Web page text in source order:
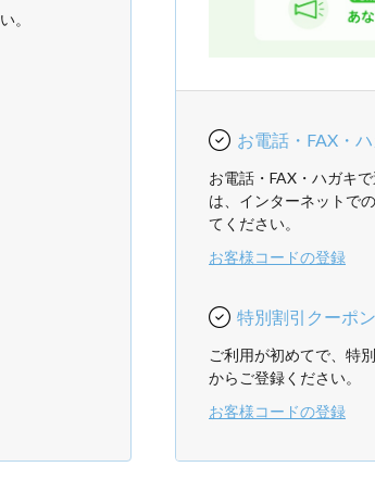
。
お電話・FAX・
お電話・FAX・ハガキ
は、インターネットで
てください。
お客様コードの登録
特別割引クーポ
ご利用が初めてで、特
からご登録ください。
お客様コードの登録